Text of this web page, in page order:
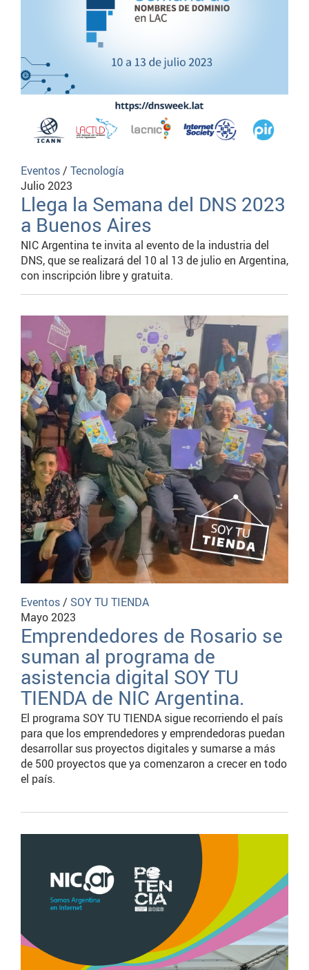
Eventos/ Tecnología
Julio 2023
Llega la Semana del DNS 2023
a Buenos Aires
NIC Argentina te invita al evento de la industria del
DNS, que se realizará del 10 al 13 de julio en Argentina,
con inscripción libre y gratuita.
Eventos/ SOY TU TIENDA
Mayo 2023
Emprendedores de Rosario se
suman al programa de
asistencia digital SOY TU
TIENDA de NIC Argentina.
El programa SOY TU TIENDA sigue recorriendo el país
para que los emprendedores y emprendedoras puedan
desarrollar sus proyectos digitales y sumarse a más
de 500 proyectos que ya comenzaron a crecer en todo
el país.